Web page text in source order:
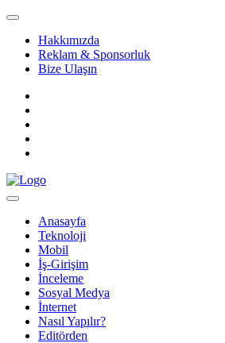
Hakkımızda
Reklam & Sponsorluk
Bize Ulaşın
Anasayfa
Teknoloji
Mobil
İş-Girişim
İnceleme
Sosyal Medya
İnternet
Nasıl Yapılır?
Editörden